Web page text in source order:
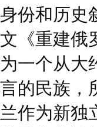
身份和历史
文《重建俄
为一个从大
言的民族，
兰作为新独